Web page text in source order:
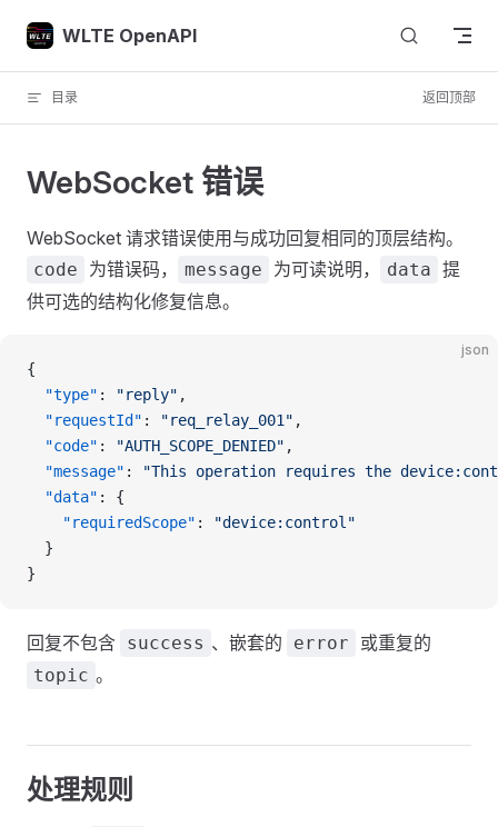
Skip to content
WLTE OpenAPI
目录 返回顶部
WebSocket 错误
WebSocket 请求错误使用与成功回复相同的顶层结构。
code 为错误码， message 为可读说明， data 提
供可选的结构化修复信息。
json
{
  "type"
: "reply" ,
  "requestId"
: "req_relay_001" ,
  "code"
: "AUTH_SCOPE_DENIED" ,
  "message"
:
"This operation requires the
  "data"
: {
    "requiredScope"
:
"device:control"
  }
}
回复不包含 success 、嵌套的 error 或重复的
topic 。
处理规则